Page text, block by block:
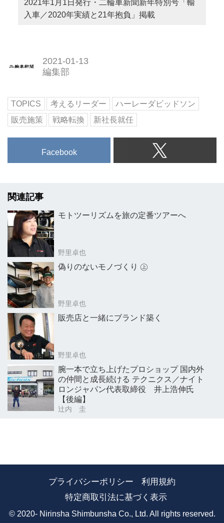
2021年1月1日発行・二輪車新聞新年特別号「輸
入車／2020年実績と21年抱負」掲載
2021-01-13
編集部
TOPICS 考えるリーダー
ハーレーダビッドソン
販売施策
戦略転換 新社長就任
Facebook
関連記事
モトツーリズムを旅の定番ツアーへ
野里卓也
偽りのないモノづくり ㊤
野里卓也
販売店と一緒にブランド築く
野里卓也
腕一本で立ち上げたプロショップ 国内外
の仲間と成長続ける テクニクス／ナイト
ロンジャパン代表取締役 井上浩伸氏
【後編】
辻内 圭
プライバシーポリシー
利用規約
特定商取引法に基づく表示
© 2020- Nirinsha Shimbunsha Co., Ltd. All rights reserved.